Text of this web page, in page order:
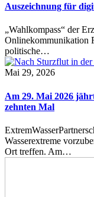
Auszeichnung für
„Wahlkompass“ der
Onlinekommunikation
politische…
Mai 29, 2026
Am 29. Mai 2026
zehnten Mal
Wasserextreme
Ort treffen. Am…